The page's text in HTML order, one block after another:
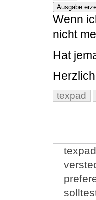
41
Ausgabe
Wenn
nicht
Hat
texpad